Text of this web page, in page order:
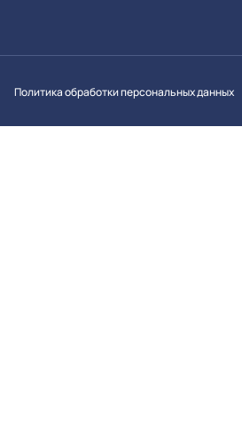
Политика обработки персональных данных